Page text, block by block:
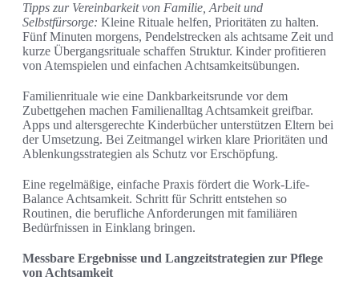
Tipps zur Vereinbarkeit von Familie, Arbeit und
Selbstfürsorge: Kleine Rituale helfen, Prioritäten zu halten.
Fünf Minuten morgens, Pendelstrecken als achtsame Zeit und
kurze Übergangsrituale schaffen Struktur. Kinder profitieren
von Atemspielen und einfachen Achtsamkeitsübungen.
Familienrituale wie eine Dankbarkeitsrunde vor dem
Zubettgehen machen Familienalltag Achtsamkeit greifbar.
Apps und altersgerechte Kinderbücher unterstützen Eltern bei
der Umsetzung. Bei Zeitmangel wirken klare Prioritäten und
Ablenkungsstrategien als Schutz vor Erschöpfung.
Eine regelmäßige, einfache Praxis fördert die Work-Life-
Balance Achtsamkeit. Schritt für Schritt entstehen so
Routinen, die berufliche Anforderungen mit familiären
Bedürfnissen in Einklang bringen.
Messbare Ergebnisse und Langzeitstrategien zur Pflege
von Achtsamkeit